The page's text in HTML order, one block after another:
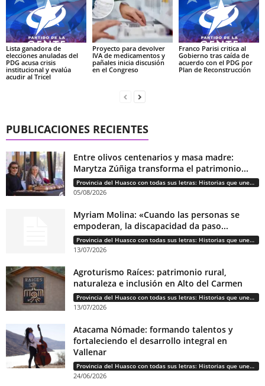
Lista ganadora de
elecciones anuladas del
PDG acusa crisis
institucional y evalúa
acudir al Tricel
Proyecto para devolver
IVA de medicamentos y
pañales inicia discusión
en el Congreso
Franco Parisi critica al
Gobierno tras caída de
acuerdo con el PDG por
Plan de Reconstrucción
PUBLICACIONES RECIENTES
Entre olivos centenarios y masa madre:
Marytza Zúñiga transforma el patrimonio...
Provincia del Huasco con todas sus letras: Historias que unen cultura, diversidad e identidad
05/08/2026
Myriam Molina: «Cuando las personas se
empoderan, la discapacidad da paso...
Provincia del Huasco con todas sus letras: Historias que unen cultura, diversidad e identidad
13/07/2026
Agroturismo Raíces: patrimonio rural,
naturaleza e inclusión en Alto del Carmen
Provincia del Huasco con todas sus letras: Historias que unen cultura, diversidad e identidad
13/07/2026
Atacama Nómade: formando talentos y
fortaleciendo el desarrollo integral en
Vallenar
Provincia del Huasco con todas sus letras: Historias que unen cultura, diversidad e identidad
24/06/2026